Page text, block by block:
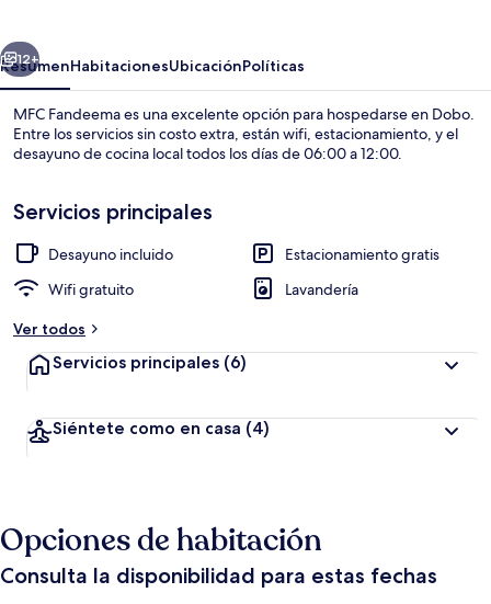
Exterior
Siguiente
12+
ResumenHabitacionesUbicaciónPolíticas
MFC Fandeema es una excelente opción para hospedarse en Dobo.
Entre los servicios sin costo extra, están wifi, estacionamiento, y el
desayuno de cocina local todos los días de 06:00 a 12:00.
Servicios principales
Desayuno incluido
Estacionamiento gratis
Wifi gratuito
Lavandería
Ver todos
Servicios principales (6)
Siéntete como en casa (4)
Opciones de habitación
Consulta la disponibilidad para estas fechas